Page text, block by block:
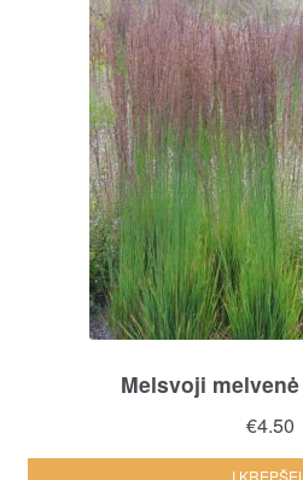
Melsvoji melvenė
€4.50
Į